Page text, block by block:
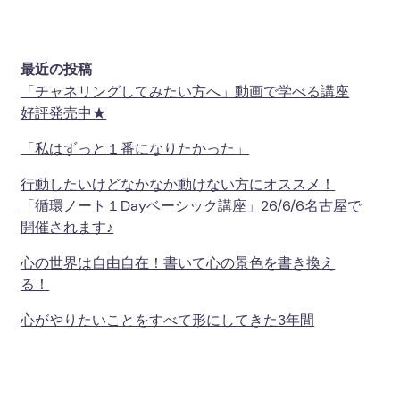
最近の投稿
「チャネリングしてみたい方へ」動画で学べる講座
好評発売中★
「私はずっと１番になりたかった」
行動したいけどなかなか動けない方にオススメ！
「循環ノート１Dayベーシック講座」26/6/6名古屋で
開催されます♪
心の世界は自由自在！書いて心の景色を書き換え
る！
心がやりたいことをすべて形にしてきた3年間